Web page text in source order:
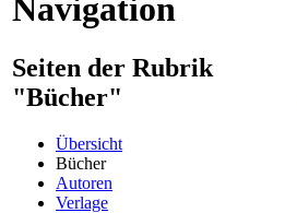
Navigation
Seiten der Rubrik
"Bücher"
Übersicht
Bücher
Autoren
Verlage